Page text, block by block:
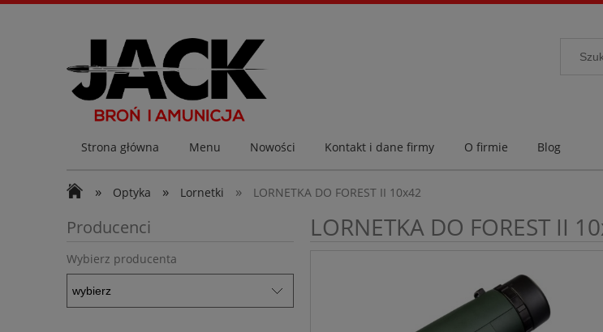
Strona główna Menu Nowości Kontakt i dane firmy O firmie Blog
» Optyka » Lornetki » LORNETKA DO FOREST II 10x42
Producenci
Wybierz producenta
LORNETKA DO FOREST II